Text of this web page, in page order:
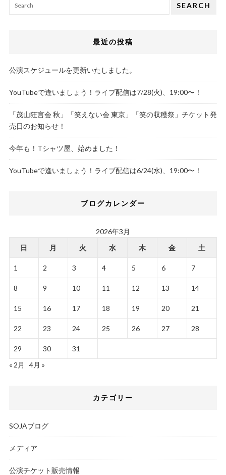
SEARCH
最近の投稿
公演スケジュールを更新いたしました。
YouTubeで逢いましょう！ライブ配信は7/28(火)、19:00〜！
「茂山狂言会 秋」「笑えない会 東京」「笑の収穫祭」チケット発
売日のお知らせ！
今年も！Tシャツ屋、始めました！
YouTubeで逢いましょう！ライブ配信は6/24(水)、19:00〜！
ブログカレンダー
2026年3月
日
月 火 水 木 金 土
1 2 3 4 5 6 7
8 9 10 11 12 13 14
15 16 17 18 19 20 21
22 23 24 25 26 27 28
29 30
31
« 2月
4月 »
カテゴリー
SOJAブログ
メディア
公演チケット販売情報